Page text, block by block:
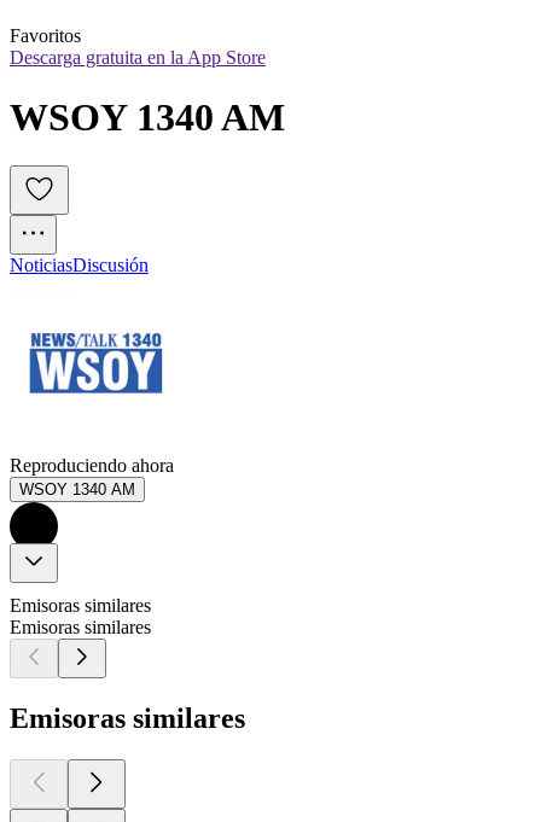
Favoritos
Descarga gratuita en la App Store
WSOY 1340 AM
NoticiasDiscusión
Reproduciendo ahora
WSOY 1340 AM
Emisoras similares
Emisoras similares
Emisoras similares